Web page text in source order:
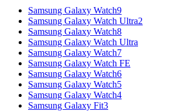
Samsung Galaxy Watch9
Samsung Galaxy Watch Ultra2
Samsung Galaxy Watch8
Samsung Galaxy Watch Ultra
Samsung Galaxy Watch7
Samsung Galaxy Watch FE
Samsung Galaxy Watch6
Samsung Galaxy Watch5
Samsung Galaxy Watch4
Samsung Galaxy Fit3